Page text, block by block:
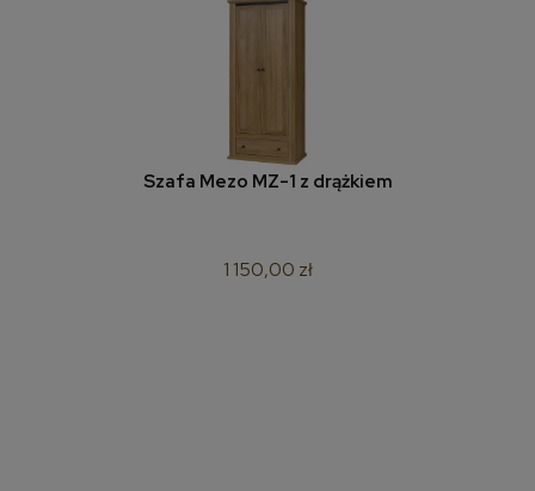
Szafa Mezo MZ-1 z drążkiem
1 150,00 zł